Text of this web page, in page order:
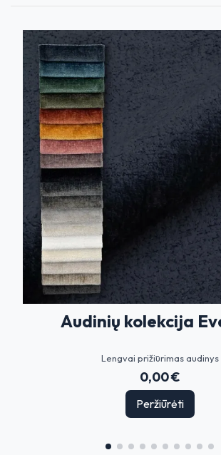
Audinių kolekcija
Lengvai prižiūrimas audinys
0,00 €
Peržiūrėti